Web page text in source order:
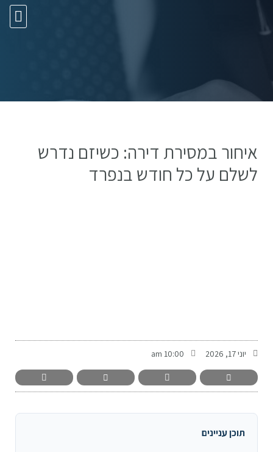
איחור במסירת דירה: כשיזם נדרש
לשלם על כל חודש בנפרד
יוני 17, 2026 10:00 am
תוכן עניינים